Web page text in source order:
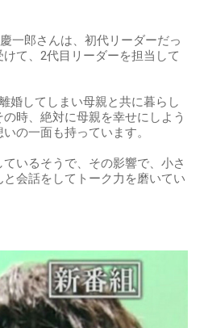
一郎さんは、初代リーダーだっ
て、2代目リーダーを担当して
婚してしまい母親と共に暮らし
時、絶対に母親を幸せにしよう
の一面も持っています。
いるそうで、その影響で、小さ
会話をしてトーク力を磨いてい